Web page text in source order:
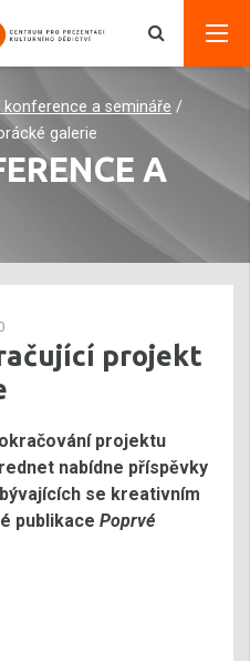
konference a semináře /
galerie
A
projekt
projektu
nabídne příspěvky
se kreativním
publikace Poprvé